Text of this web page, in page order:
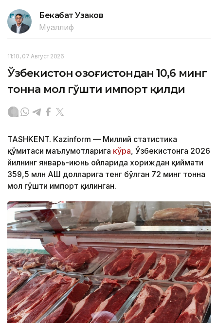
Бекабат Узаков
Муаллиф
11:10, 07 Август 2026
Ўзбекистон Қозоғистондан 10,6 минг
тонна мол гўшти импорт қилди
TASHKENT. Kazinform — Миллий статистика
қўмитаси маълумотларига кўра, Ўзбекистонга 2026
йилнинг январь-июнь ойларида хориждан қиймати
359,5 млн АҚШ долларига тенг бўлган 72 минг тонна
мол гўшти импорт қилинган.